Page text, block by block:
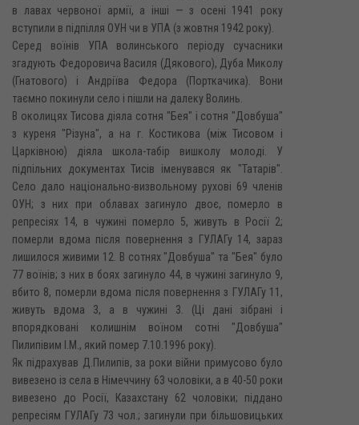
в лавах червоної армії, а інші — з осені 1941 року
вступили в підпілля ОУН чи в УПА (з жовтня 1942 року).
Серед воїнів УПА волинського періоду сучасники
згадують Федоровича Василя (Дякового), Дуба Миколу
(Гнатового) і Андріїва Федора (Порткачика). Вони
таємно покинули село і пішли на далеку Волинь.
В околицях Тисова діяла сотня "Бея" і сотня "Довбуша"
з куреня "Різуна", а на г. Костикова (між Тисовом і
Царківною) діяла школа-табір вишколу молоді. У
підпільних документах Тисів іменувався як "Татарів".
Село дало національно-визвольному рухові 69 членів
ОУН; з них при облавах загинуло двоє, померло в
репресіях 14, в чужині померло 5, живуть в Росії 2;
померли вдома після повернення з ГУЛАГу 14, зараз
лишилося живими 12. В сотнях "Довбуша" та "Бея" було
77 воїнів; з них в боях загинуло 44, в чужині загинуло 9,
вбито 8, померли вдома після повернення з ГУЛАГу 11,
живуть вдома 3, а в чужині 3. (Ці дані зібрані і
впорядковані колишнім воїном сотні "Довбуша"
Пилипівим І.М., який помер 7.10.1996 року).
Як підрахував Д.Пилипів, за роки війни примусово було
вивезено із села в Німеччину 63 чоловіки, а в 40-50 роки
вивезено до Росії, Казахстану 62 чоловіки; піддано
репресіям ГУЛАГу 73 чол.; загинули при більшовицьких